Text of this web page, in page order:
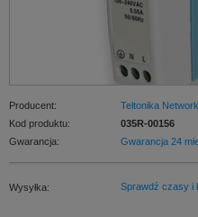
Producent:
Teltonika
Kod produktu:
035R-00156
Gwarancja:
Gwarancja 24
Wysyłka: Sprawdź czasy i